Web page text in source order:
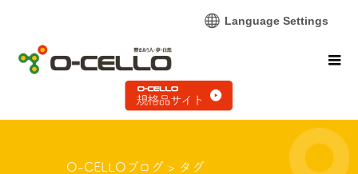
O-CELLOブログ > タグ
Language Settings